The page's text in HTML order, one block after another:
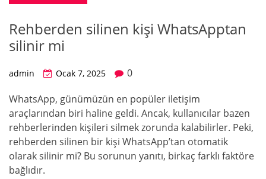
Rehberden silinen kişi WhatsApptan
silinir mi
admin Ocak 7, 2025
0
WhatsApp, günümüzün en popüler iletişim
araçlarından biri haline geldi. Ancak, kullanıcılar bazen
rehberlerinden kişileri silmek zorunda kalabilirler. Peki,
rehberden silinen bir kişi WhatsApp’tan otomatik
olarak silinir mi? Bu sorunun yanıtı, birkaç farklı faktöre
bağlıdır.